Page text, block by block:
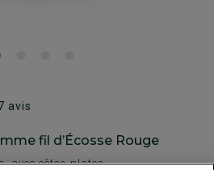
avis
fil d’Écosse Rouge
avec côtes plates